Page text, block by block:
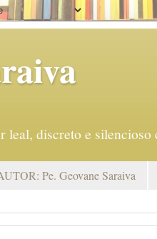
leal, discreto e
Pe. Geovane Saraiva